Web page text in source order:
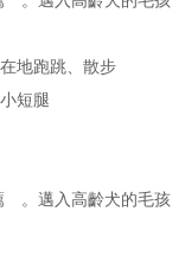
地跑跳、散步
短腿